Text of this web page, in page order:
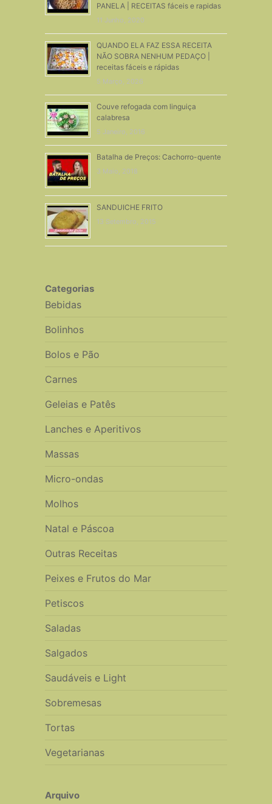
PANELA | RECEITAS fáceis e rapidas
11 Junho, 2020
QUANDO ELA FAZ ESSA RECEITA
NÃO SOBRA NENHUM PEDAÇO |
receitas fáceis e rápidas
5 Março, 2026
Couve refogada com linguiça
calabresa
5 Janeiro, 2016
Batalha de Preços: Cachorro-quente
3 Maio, 2018
SANDUICHE FRITO
13 Setembro, 2015
Categorias
Bebidas
Bolinhos
Bolos e Pão
Carnes
Geleias e Patês
Lanches e Aperitivos
Massas
Micro-ondas
Molhos
Natal e Páscoa
Outras Receitas
Peixes e Frutos do Mar
Petiscos
Saladas
Salgados
Saudáveis e Light
Sobremesas
Tortas
Vegetarianas
Arquivo